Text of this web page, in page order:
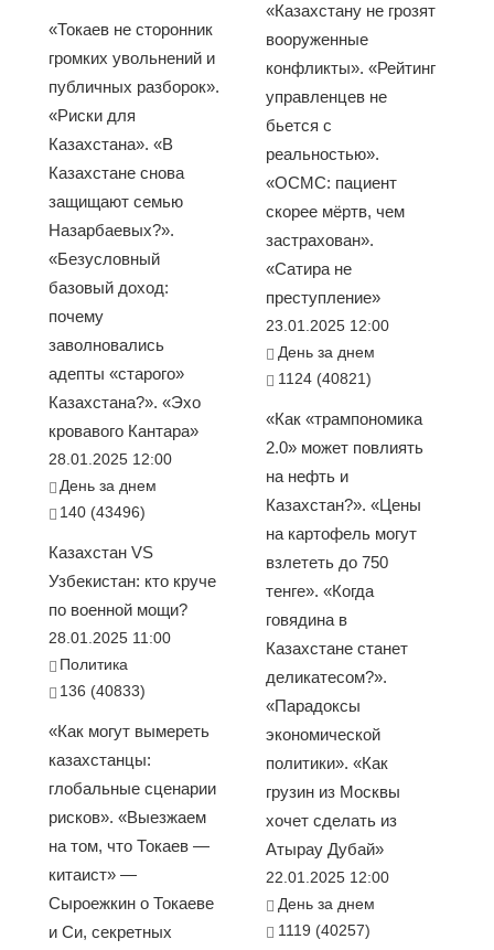
«Токаев не сторонник
громких увольнений и
публичных разборок».
«Риски для
Казахстана». «В
Казахстане снова
защищают семью
Назарбаевых?».
«Безусловный
базовый доход:
почему
заволновались
адепты «старого»
Казахстана?». «Эхо
кровавого Кантара»
28.01.2025 12:00
День за днем
140 (43496)
Казахстан VS
Узбекистан: кто круче
по военной мощи?
28.01.2025 11:00
Политика
136 (40833)
«Как могут вымереть
казахстанцы:
глобальные сценарии
рисков». «Выезжаем
на том, что Токаев —
китаист» —
Сыроежкин о Токаеве
и Си, секретных
«Казахстану не грозят
вооруженные
конфликты». «Рейтинг
управленцев не
бьется с
реальностью».
«ОСМС: пациент
скорее мёртв, чем
застрахован».
«Сатира не
преступление»
23.01.2025 12:00
День за днем
1124 (40821)
«Как «трампономика
2.0» может повлиять
на нефть и
Казахстан?». «Цены
на картофель могут
взлететь до 750
тенге». «Когда
говядина в
Казахстане станет
деликатесом?».
«Парадоксы
экономической
политики». «Как
грузин из Москвы
хочет сделать из
Атырау Дубай»
22.01.2025 12:00
День за днем
1119 (40257)